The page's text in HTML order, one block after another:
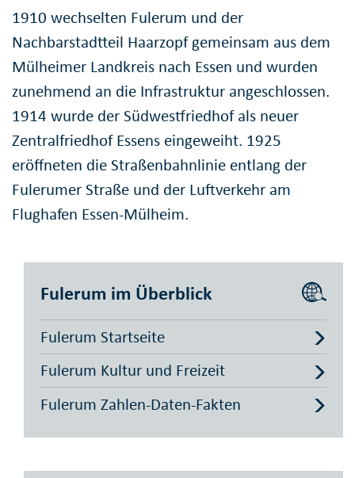
1910 wechselten Fulerum und der
Nachbarstadtteil Haarzopf gemeinsam aus dem
Mülheimer Landkreis nach Essen und wurden
zunehmend an die Infrastruktur angeschlossen.
1914 wurde der Südwestfriedhof als neuer
Zentralfriedhof Essens eingeweiht. 1925
eröffneten die Straßenbahnlinie entlang der
Fulerumer Straße und der Luftverkehr am
Flughafen Essen-Mülheim.
Fulerum im Überblick
Fulerum Startseite
Fulerum Kultur und Freizeit
Fulerum Zahlen-Daten-Fakten